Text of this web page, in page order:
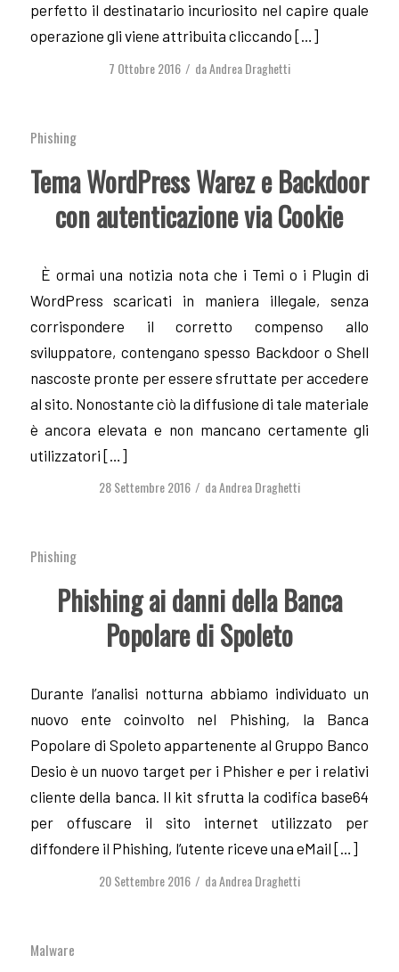
perfetto il destinatario incuriosito nel capire quale
operazione gli viene attribuita cliccando […]
7 Ottobre 2016 / daAndrea Draghetti
Phishing
Tema WordPress Warez e Backdoor
con autenticazione via Cookie
È ormai una notizia nota che i Temi o i Plugin di
WordPress scaricati in maniera illegale, senza
corrispondere il corretto compenso allo
sviluppatore, contengano spesso Backdoor o Shell
nascoste pronte per essere sfruttate per accedere
al sito. Nonostante ciò la diffusione di tale materiale
è ancora elevata e non mancano certamente gli
utilizzatori […]
28 Settembre 2016 / daAndrea Draghetti
Phishing
Phishing ai danni della Banca
Popolare di Spoleto
Durante l’analisi notturna abbiamo individuato un
nuovo ente coinvolto nel Phishing, la Banca
Popolare di Spoleto appartenente al Gruppo Banco
Desio è un nuovo target per i Phisher e per i relativi
cliente della banca. Il kit sfrutta la codifica base64
per offuscare il sito internet utilizzato per
diffondere il Phishing, l’utente riceve una eMail […]
20 Settembre 2016 / daAndrea Draghetti
Malware